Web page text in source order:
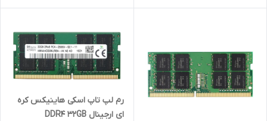
رم لپ تاپ اسکی هاینیکس کره
ای ارجینال DDR4 32GB